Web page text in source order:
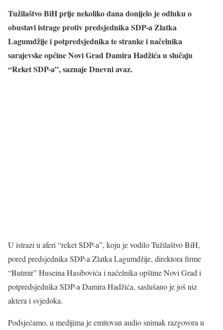
Tužilaštvo BiH prije nekoliko dana donijelo je odluku o
obustavi istrage protiv predsjednika SDP-a Zlatka
Lagumdžije i potpredsjednika te stranke i načelnika
sarajevske općine Novi Grad Damira Hadžića u slučaju
“Reket SDP-a”, saznaje Dnevni avaz.
U istrazi u aferi “reket SDP-a”, koju je vodilo Tužilaštvo BiH,
pored predsjednika SDP-a Zlatka Lagumdžije, direktora firme
“Butmir” Huseina Hasibovića i načelnika opštine Novi Grad i
potpredsjednika SDP-a Damira Hadžića, saslušano je još niz
aktera i svjedoka.
Podsjećamo, u medijima je emitovan audio snimak razgovora u